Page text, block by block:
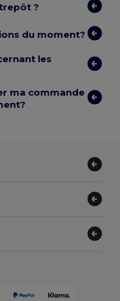
?
du moment?
les
ma commande